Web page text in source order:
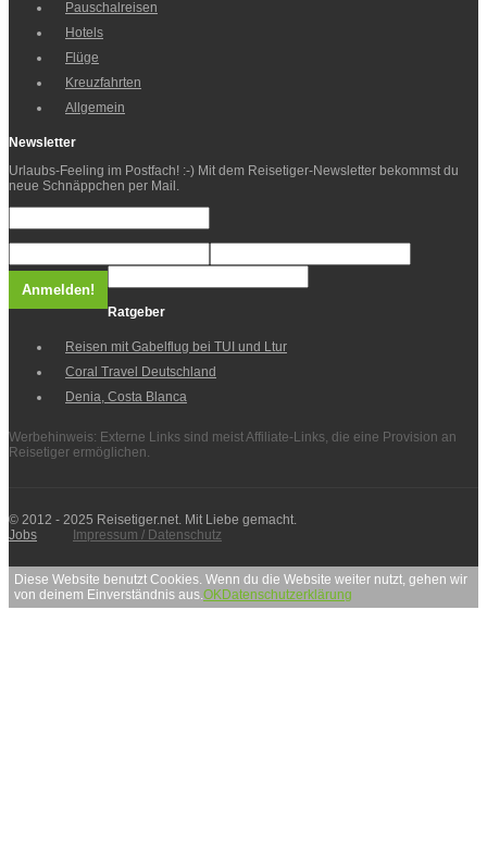
Pauschalreisen
Hotels
Flüge
Kreuzfahrten
Allgemein
Newsletter
Urlaubs-Feeling im Postfach! :-) Mit dem Reisetiger-Newsletter bekommst du
neue Schnäppchen per Mail.
Ratgeber
Reisen mit Gabelflug bei TUI und Ltur
Coral Travel Deutschland
Denia, Costa Blanca
Werbehinweis: Externe Links sind meist Affiliate-Links, die eine Provision an
Reisetiger ermöglichen.
© 2012 - 2025 Reisetiger.net. Mit Liebe gemacht.
Jobs
Impressum / Datenschutz
Diese Website benutzt Cookies. Wenn du die Website weiter nutzt, gehen wir
von deinem Einverständnis aus. OKDatenschutzerklärung